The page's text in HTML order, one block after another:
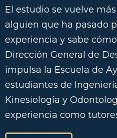
El estudio se vuelve
alguien que ha pasado
experiencia y sabe
Dirección General de
impulsa la Escuela de
estudiantes de
Kinesiología y
experiencia como